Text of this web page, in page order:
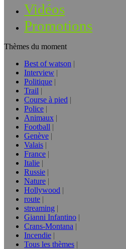
Vidéos
Promotions
Thèmes du moment
Best of watson
Interview
Politique
Trail
Course à pied
Police
Animaux
Football
Genève
Valais
France
Italie
Russie
Nature
Hollywood
route
streaming
Gianni Infantino
Crans-Montana
Incendie
Tous les thèmes